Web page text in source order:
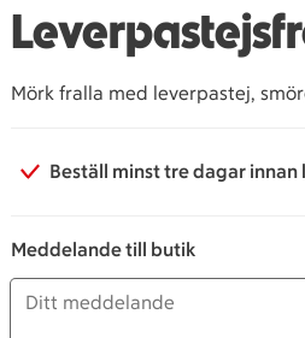
Mörk fralla med leverpastej,
Beställ minst tre dagar
Meddelande till butik